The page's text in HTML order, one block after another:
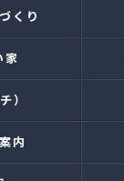
くり
家
）
内